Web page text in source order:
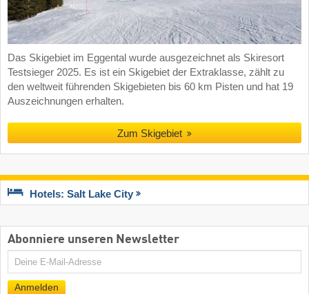
Das Skigebiet im Eggental wurde ausgezeichnet als Skiresort
Testsieger 2025. Es ist ein Skigebiet der Extraklasse, zählt zu
den weltweit führenden Skigebieten bis 60 km Pisten und hat 19
Auszeichnungen erhalten.
Zum Skigebiet
Hotels: Salt Lake City
Abonniere unseren Newsletter
E-
Mail
Anmelden